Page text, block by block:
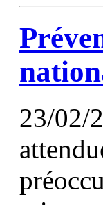
23/02/